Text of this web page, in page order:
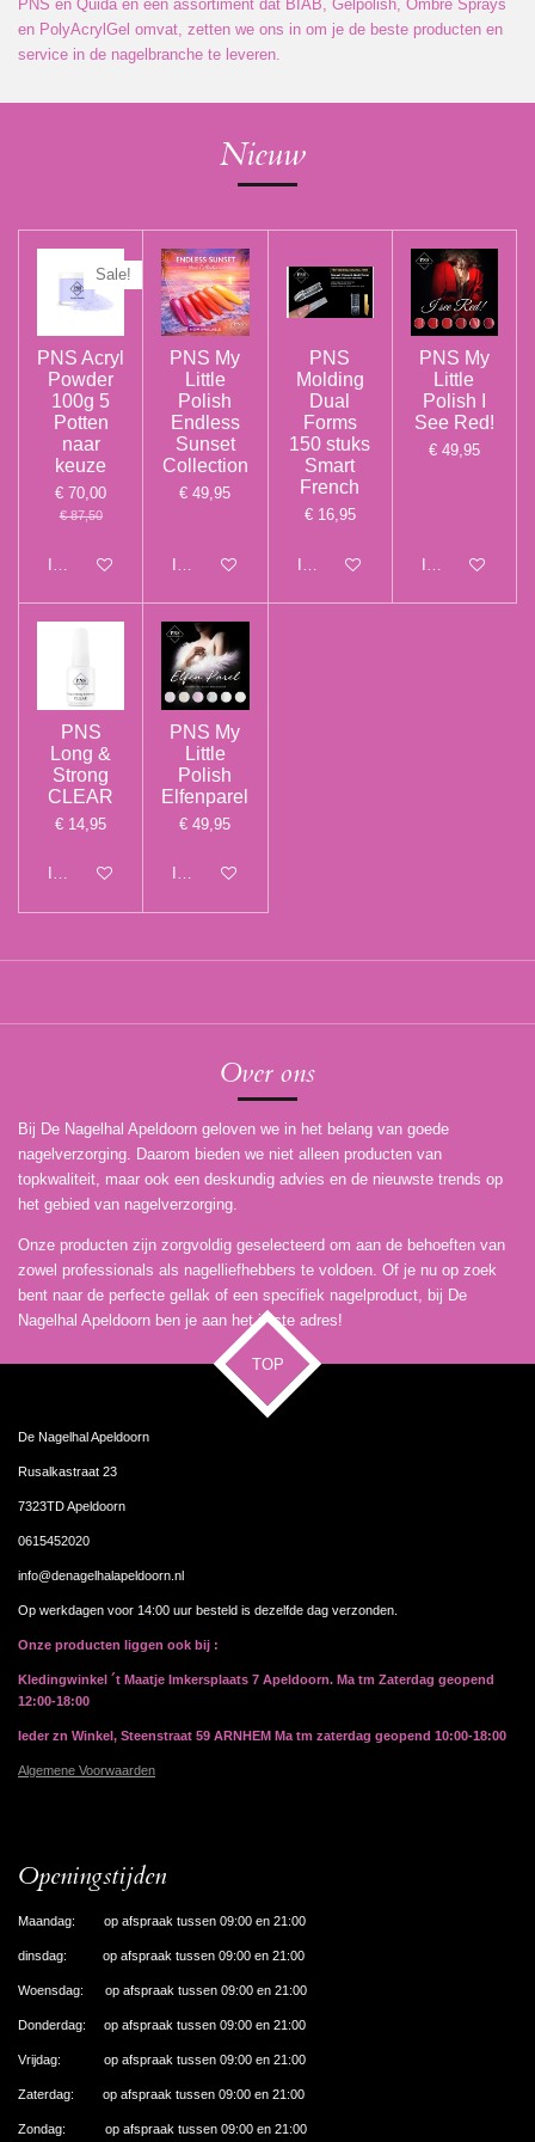
PNS en Quida en een assortiment dat BIAB, Gelpolish, Ombre Sprays
en PolyAcrylGel omvat, zetten we ons in om je de beste producten en
service in de nagelbranche te leveren.
Nieuw
Sale!
PNS Acryl
Powder
100g 5
Potten
naar
keuze
€ 70,00
€ 87,50
In winkelwagen
PNS My
Little
Polish
Endless
Sunset
Collection
€ 49,95
In winkelwagen
PNS
Molding
Dual
Forms
150 stuks
Smart
French
€ 16,95
In winkelwagen
PNS My
Little
Polish I
See Red!
€ 49,95
In winkelwagen
PNS
Long &
Strong
CLEAR
€ 14,95
In winkelwagen
PNS My
Little
Polish
Elfenparel
€ 49,95
In winkelwagen
Over ons
Bij De Nagelhal Apeldoorn geloven we in het belang van goede
nagelverzorging. Daarom bieden we niet alleen producten van
topkwaliteit, maar ook een deskundig advies en de nieuwste trends op
het gebied van nagelverzorging.
Onze producten zijn zorgvoldig geselecteerd om aan de behoeften van
zowel professionals als nagelliefhebbers te voldoen. Of je nu op zoek
bent naar de perfecte gellak of een specifiek nagelproduct, bij De
Nagelhal Apeldoorn ben je aan het juiste adres!
TOP
De Nagelhal Apeldoorn
Rusalkastraat 23
7323TD Apeldoorn
0615452020
info@denagelhalapeldoorn.nl
Op werkdagen voor 14:00 uur besteld is dezelfde dag verzonden.
Onze producten liggen ook bij :
Kledingwinkel ´t Maatje Imkersplaats 7 Apeldoorn. Ma tm Zaterdag geopend
12:00-18:00
Ieder zn Winkel, Steenstraat 59 ARNHEM Ma tm zaterdag geopend 10:00-18:00
Algemene Voorwaarden
Openingstijden
Maandag: op afspraak tussen 09:00 en 21:00
dinsdag: op afspraak tussen 09:00 en 21:00
Woensdag: op afspraak tussen 09:00 en 21:00
Donderdag: op afspraak tussen 09:00 en 21:00
Vrijdag: op afspraak tussen 09:00 en 21:00
Zaterdag: op afspraak tussen 09:00 en 21:00
Zondag: op afspraak tussen 09:00 en 21:00